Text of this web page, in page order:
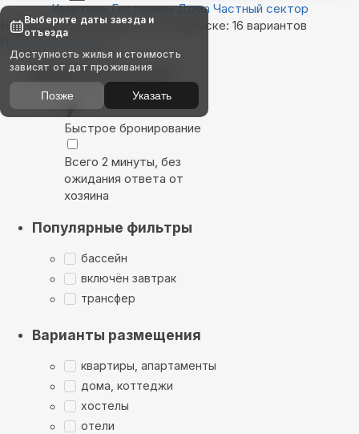
Квартиры Гостиницы Дома Частный сектор
Найдём, где остановиться в Кировске: 16 вариантов
Показать на карте
Выбирайте лучшее
Быстрое бронирование
Всего 2 минуты, без
ожидания ответа от
хозяина
Популярные фильтры
бассейн
включён завтрак
трансфер
Варианты размещения
квартиры, апартаменты
дома, коттеджи
хостелы
отели
Выберите даты заезда и
отъезда
Доступность жилья и стоимость
зависят от дат проживания
Позже Указать